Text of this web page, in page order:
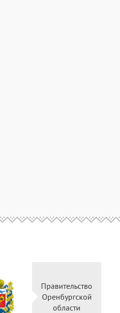
Правительство
Оренбургской
области